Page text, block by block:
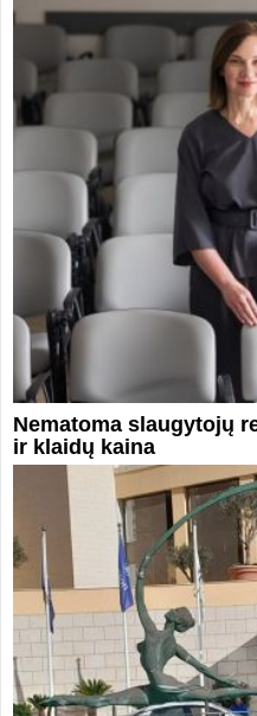
Nematoma slaugytojų
ir klaidų kaina